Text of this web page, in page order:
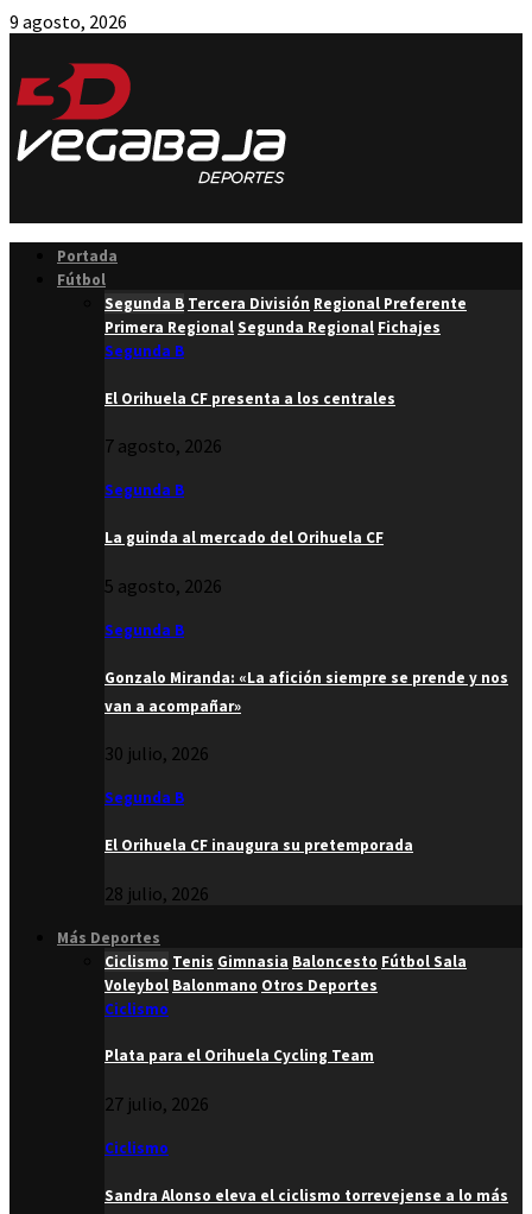
9 agosto, 2026
Portada
Fútbol
Segunda B Tercera División Regional Preferente
Primera RegionalSegunda Regional Fichajes
Segunda B
El Orihuela CF presenta a los centrales
7 agosto, 2026
Segunda B
La guinda al mercado del Orihuela CF
5 agosto, 2026
Segunda B
Gonzalo Miranda: «La afición siempre se prende y nos
van a acompañar»
30 julio, 2026
Segunda B
El Orihuela CF inaugura su pretemporada
28 julio, 2026
Más Deportes
Ciclismo Tenis Gimnasia Baloncesto Fútbol Sala
Voleybol Balonmano Otros Deportes
Ciclismo
Plata para el Orihuela Cycling Team
27 julio, 2026
Ciclismo
Sandra Alonso eleva el ciclismo torrevejense a lo más